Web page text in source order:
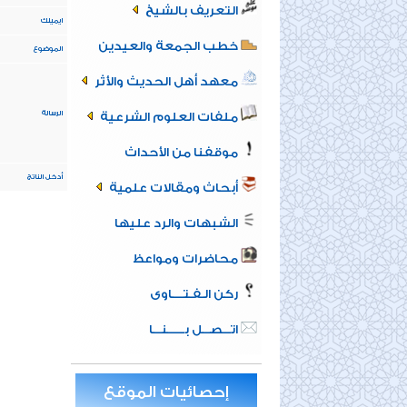
التعريف بالشيخ
خطب الجمعة والعيدين
معهد أهل الحديث والأثر
ملفات العلوم الشرعية
موقفنا من الأحداث
أبحاث ومقالات علمية
الشبهات والرد عليها
محاضرات ومواعظ
ركن الـفـتــــاوى
اتـــصـــل بــــــنـــا
إحصائيات الموقع
ايميلك
الموضوع
الرسالة
أدخل الناتج